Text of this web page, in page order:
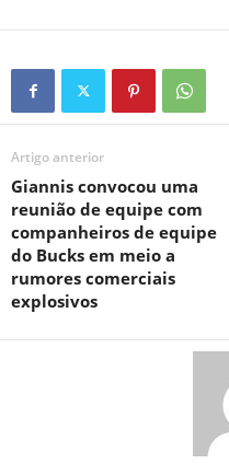
Artigo anterior
Giannis convocou uma
reunião de equipe com
companheiros de equipe
do Bucks em meio a
rumores comerciais
explosivos